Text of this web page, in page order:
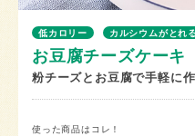
低カロリー カルシウムがとれる
お豆腐チーズケーキ
粉チーズとお豆腐で手軽に
使った商品はコレ！